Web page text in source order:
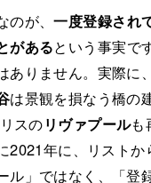
のが、一度登録され
があるという事実で
ありません。実際に
は景観を損なう橋の
スのリヴァプールも
2021年に、リストか
ル」ではなく、「登